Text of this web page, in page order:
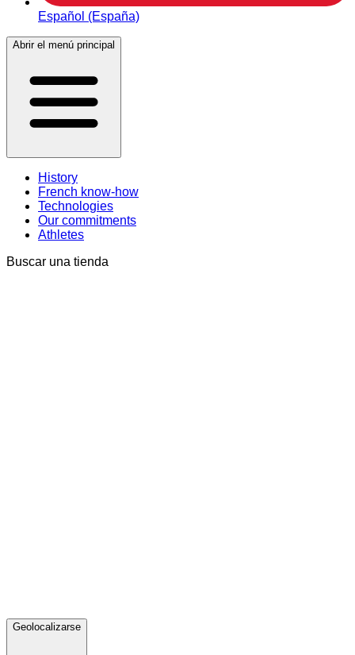
Español (España)
Abrir el menú principal
History
French know-how
Technologies
Our commitments
Athletes
Buscar una tienda
Geolocalizarse